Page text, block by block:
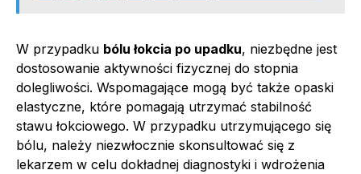
W przypadku bólu łokcia po upadku, niezbędne jest
dostosowanie aktywności fizycznej do stopnia
dolegliwości. Wspomagające mogą być także opaski
elastyczne, które pomagają utrzymać stabilność
stawu łokciowego. W przypadku utrzymującego się
bólu, należy niezwłocznie skonsultować się z
lekarzem w celu dokładnej diagnostyki i wdrożenia